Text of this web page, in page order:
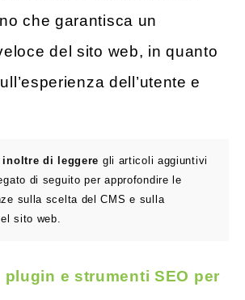
che garantisca un
del sito web, in quanto
dell’utente e
di leggere gli articoli aggiuntivi
di seguito per approfondire le
sulla scelta del CMS e sulla
sito web.
plugin e strumenti SEO per